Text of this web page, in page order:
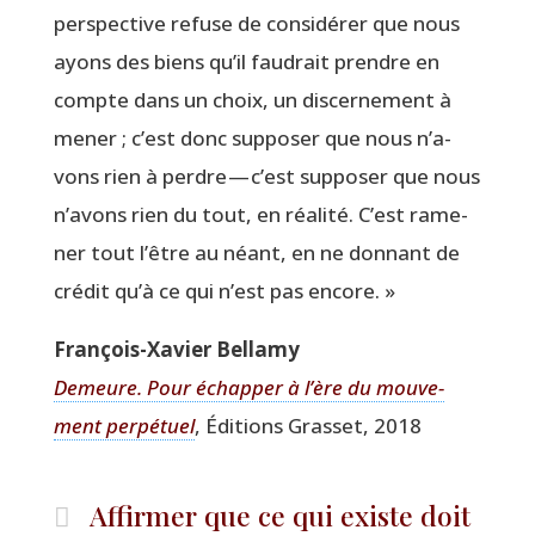
pers­pec­tive refuse de consi­dé­rer que nous
ayons des biens qu’il fau­drait prendre en
compte dans un choix, un dis­cer­ne­ment à
mener ; c’est donc sup­po­ser que nous n’a­
vons rien à perdre — c’est sup­po­ser que nous
n’a­vons rien du tout, en réa­li­té. C’est rame­
ner tout l’être au néant, en ne don­nant de
cré­dit qu’à ce qui n’est pas encore. »
Fran­çois-Xavier Bellamy
Demeure. Pour échap­per à l’ère du mou­ve­
ment per­pé­tuel, Édi­tions Gras­set, 2018
Affirmer que ce qui existe doit